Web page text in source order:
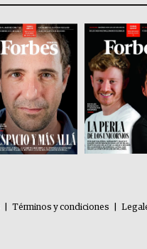
Términos y condiciones